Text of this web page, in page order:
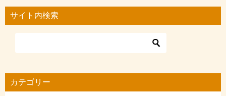
サイト内検索
カテゴリー